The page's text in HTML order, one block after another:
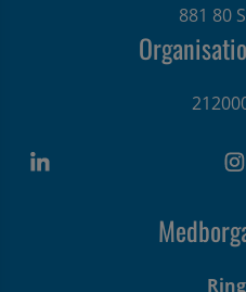
881 80